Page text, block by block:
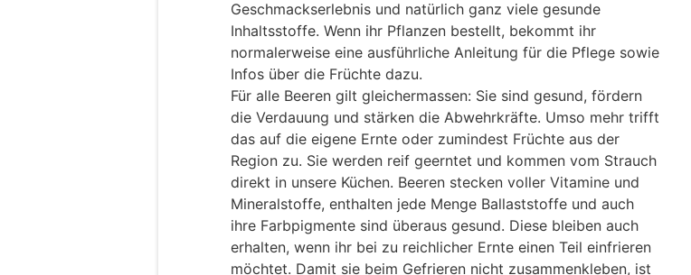
Geschmackserlebnis und natürlich ganz viele gesunde
Inhaltsstoffe. Wenn ihr Pflanzen bestellt, bekommt ihr
normalerweise eine ausführliche Anleitung für die Pflege sowie
Infos über die Früchte dazu.
Für alle Beeren gilt gleichermassen: Sie sind gesund, fördern
die Verdauung und stärken die Abwehrkräfte. Umso mehr trifft
das auf die eigene Ernte oder zumindest Früchte aus der
Region zu. Sie werden reif geerntet und kommen vom Strauch
direkt in unsere Küchen. Beeren stecken voller Vitamine und
Mineralstoffe, enthalten jede Menge Ballaststoffe und auch
ihre Farbpigmente sind überaus gesund. Diese bleiben auch
erhalten, wenn ihr bei zu reichlicher Ernte einen Teil einfrieren
möchtet. Damit sie beim Gefrieren nicht zusammenkleben, ist